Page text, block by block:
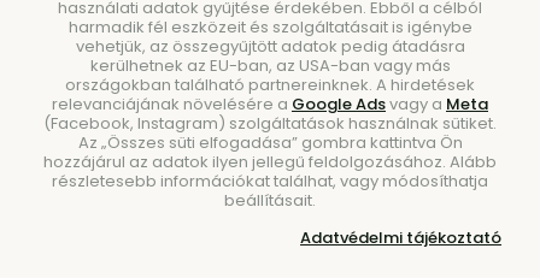
Keresés
használati adatok gyűjtése érdekében. Ebből a célból
harmadik fél eszközeit és szolgáltatásait is igénybe
vehetjük, az összegyűjtött adatok pedig átadásra
kerülhetnek az EU-ban, az USA-ban vagy más
országokban található partnereinknek. A hirdetések
relevanciájának növelésére a Google Adsvagy a Meta
(Facebook, Instagram) szolgáltatások használnak sütiket.
Az „Összes süti elfogadása” gombra kattintva Ön
hozzájárul az adatok ilyen jellegű feldolgozásához. Alább
részletesebb információkat találhat, vagy módosíthatja
beállításait.
Adatvédelmi tájékoztató